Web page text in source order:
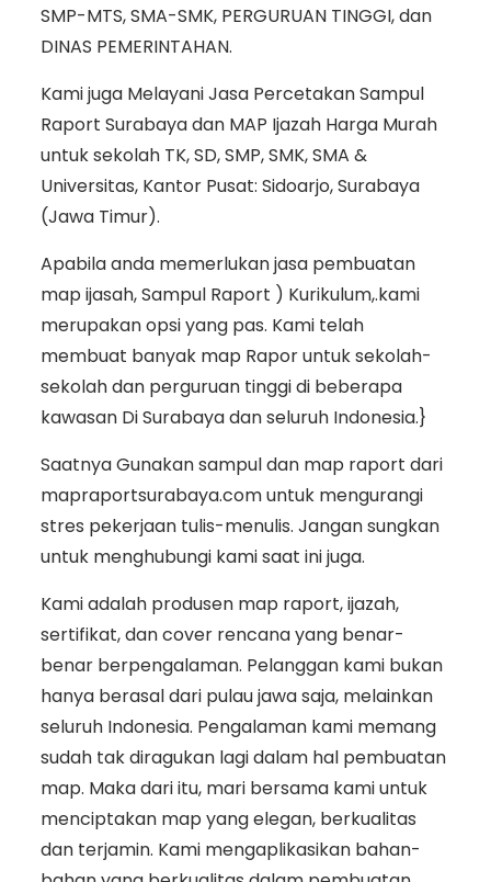
SMP-MTS, SMA-SMK, PERGURUAN TINGGI, dan
DINAS PEMERINTAHAN.
Kami juga Melayani Jasa Percetakan Sampul
Raport Surabaya dan MAP Ijazah Harga Murah
untuk sekolah TK, SD, SMP, SMK, SMA &
Universitas, Kantor Pusat: Sidoarjo, Surabaya
(Jawa Timur).
Apabila anda memerlukan jasa pembuatan
map ijasah, Sampul Raport ) Kurikulum,.kami
merupakan opsi yang pas. Kami telah
membuat banyak map Rapor untuk sekolah-
sekolah dan perguruan tinggi di beberapa
kawasan Di Surabaya dan seluruh Indonesia.}
Saatnya Gunakan sampul dan map raport dari
mapraportsurabaya.com untuk mengurangi
stres pekerjaan tulis-menulis. Jangan sungkan
untuk menghubungi kami saat ini juga.
Kami adalah produsen map raport, ijazah,
sertifikat, dan cover rencana yang benar-
benar berpengalaman. Pelanggan kami bukan
hanya berasal dari pulau jawa saja, melainkan
seluruh Indonesia. Pengalaman kami memang
sudah tak diragukan lagi dalam hal pembuatan
map. Maka dari itu, mari bersama kami untuk
menciptakan map yang elegan, berkualitas
dan terjamin. Kami mengaplikasikan bahan-